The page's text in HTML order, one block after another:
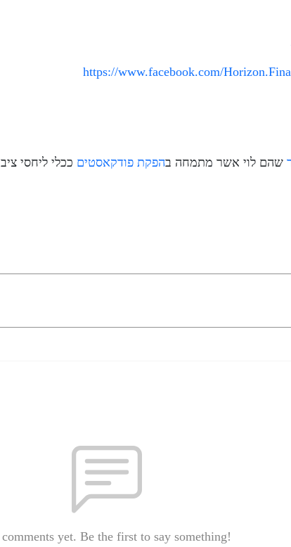
https://www.facebook.com/
שהם לוי אשר מתמחה בהפקת פודקאסטים ככלי ליחסי
yet. Be the first to say something!